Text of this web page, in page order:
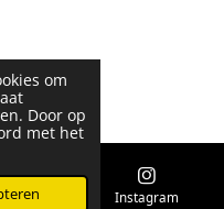
om
Door op
met het
Instagram